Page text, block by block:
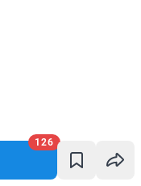
126